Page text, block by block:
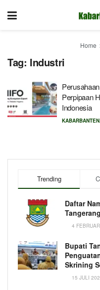
Home
Tag: Industri
Perpipaan
Indonesia
Trending
Daftar
Tangerang
4
Bupati
Skrining
15 JULI